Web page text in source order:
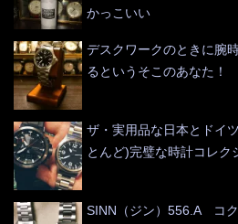
かっこいい
デスクワークのときに腕
るというそこのあなた！
ザ・実用品な日本とドイ
とんど)完璧な時計コレク
SINN（ジン）556.A コ